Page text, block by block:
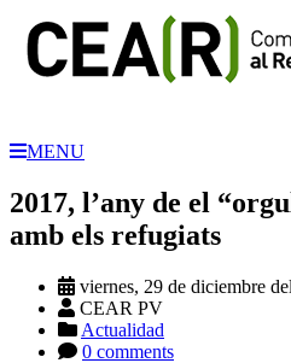
MENU
2017, l’any de el
amb els refugiats
viernes, 29 de diciembre
CEAR PV
Actualidad
0 comments